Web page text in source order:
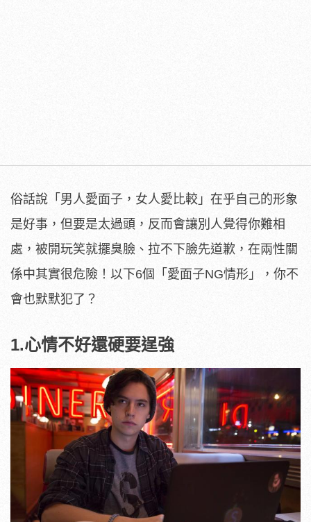
俗話說「男人愛面子，女人愛比較」在乎自己的形象
是好事，但要是太過頭，反而會讓別人覺得你難相
處，被開玩笑就擺臭臉、拉不下臉先道歉，在兩性關
係中其實很危險！以下6個「愛面子NG情形」，你不
會也默默犯了？
1.心情不好還硬要逞強